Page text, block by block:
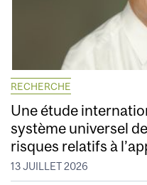
RECHERCHE
Une étude
système universel
risques relatifs à
13 JUILLET 2026